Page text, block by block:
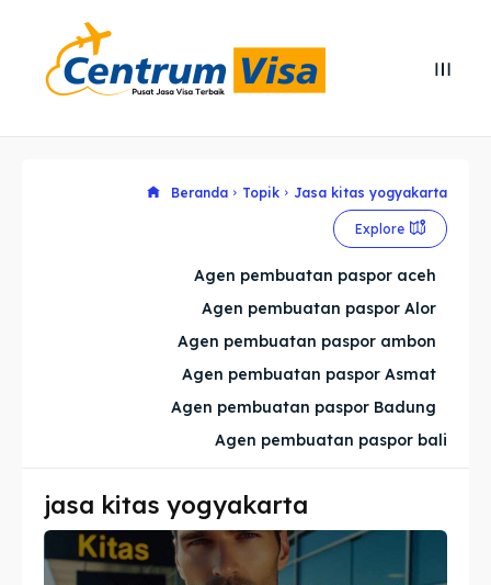
Cari
Cari
Explore our destinations
Imta
Legalisir
Explore our destinations
Imta
Legalisir
Beranda Topik Jasa kitas yogyakarta
Explore
Agen pembuatan paspor aceh
Agen pembuatan paspor Alor
Agen pembuatan paspor ambon
Agen pembuatan paspor Asmat
Agen pembuatan paspor Badung
Agen pembuatan paspor bali
jasa kitas yogyakarta